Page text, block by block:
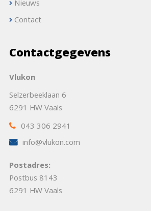
Nieuws
Contact
Contactgegevens
Vlukon
Selzerbeeklaan 6
6291 HW Vaals
043 306 2941
info@vlukon.com
Postadres:
Postbus 8143
6291 HW Vaals